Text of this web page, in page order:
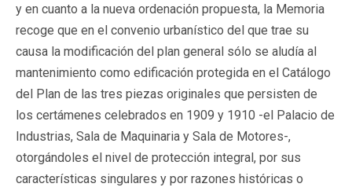
y en cuanto a la nueva ordenación propuesta, la Memoria
recoge que en el convenio urbanístico del que trae su
causa la modificación del plan general sólo se aludía al
mantenimiento como edificación protegida en el Catálogo
del Plan de las tres piezas originales que persisten de
los certámenes celebrados en 1909 y 1910 -el Palacio de
Industrias, Sala de Maquinaria y Sala de Motores-,
otorgándoles el nivel de protección integral, por sus
características singulares y por razones históricas o